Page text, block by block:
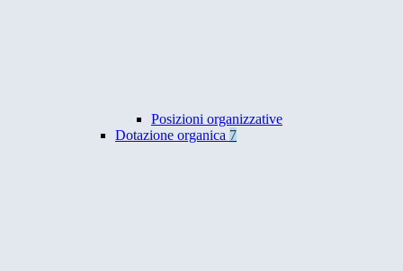
Posizioni organizzative
Dotazione organica 7